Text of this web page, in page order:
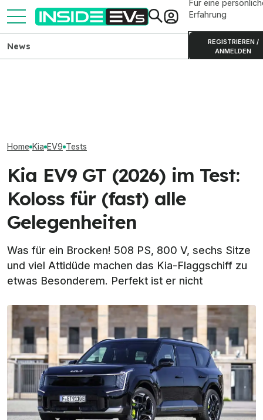
Für eine
Erfahrung
REGISTRIEREN /
ANMELDEN
News
Home Kia EV9 Tests
Kia EV9 GT (2026) im Test:
Koloss für (fast) alle
Gelegenheiten
Was für ein Brocken! 508 PS, 800 V, sechs Sitze
und viel Attidüde machen das Kia-Flaggschiff zu
etwas Besonderem. Perfekt ist er nicht